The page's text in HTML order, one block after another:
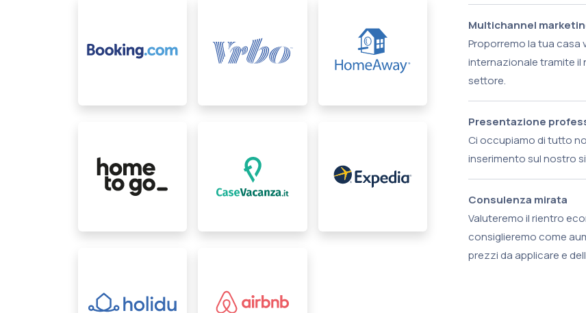
Multichannel
Proporremo la tua casa
internazionale tramite il
settore.
Presentazione
Ci occupiamo di tutto
inserimento sul nostro
Consulenza mirata
Valuteremo il rientro
consiglieremo come
prezzi da applicare e